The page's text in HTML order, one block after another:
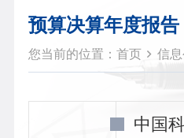
预算决算年度报告
您当前的位置： 首页 信
中国